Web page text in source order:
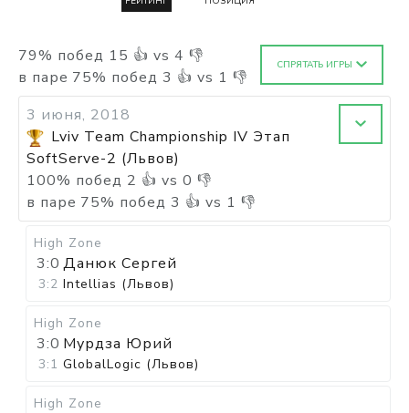
79% побед 15 👍 vs 4 👎
в паре 75% побед 3 👍 vs 1 👎
СПРЯТАТЬ ИГРЫ
3 июня, 2018
Lviv Team Championship IV Этап
SoftServe-2 (Львов)
100% побед 2 👍 vs 0 👎
в паре 75% побед 3 👍 vs 1 👎
High Zone
3:0 Данюк Сергей
3:2 Intellias (Львов)
High Zone
3:0 Мурдза Юрий
3:1 GlobalLogic (Львов)
High Zone